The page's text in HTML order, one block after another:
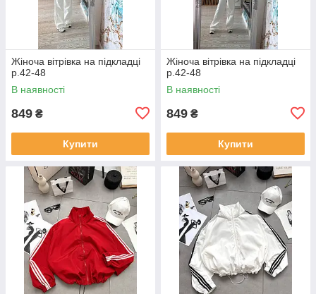
Жіноча вітрівка на підкладці
р.42-48
В наявності
849 ₴
Купити
Жіноча вітрівка на підкладці
р.42-48
В наявності
849 ₴
Купити